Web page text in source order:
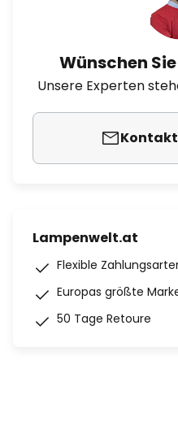
Wünschen
Unsere Experten
Lampenwelt.at
Flexible
Europas größte
50 Tage Retoure